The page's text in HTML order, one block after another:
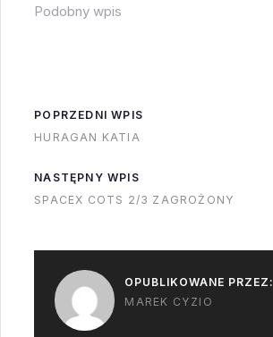
Podobny wpis
POPRZEDNI WPIS
HURAGAN KATIA
NASTĘPNY WPIS
SPACEX COTS 2/3 ZAGROŻONY
OPUBLIKOWANE PRZEZ:
MAREK CYZIO